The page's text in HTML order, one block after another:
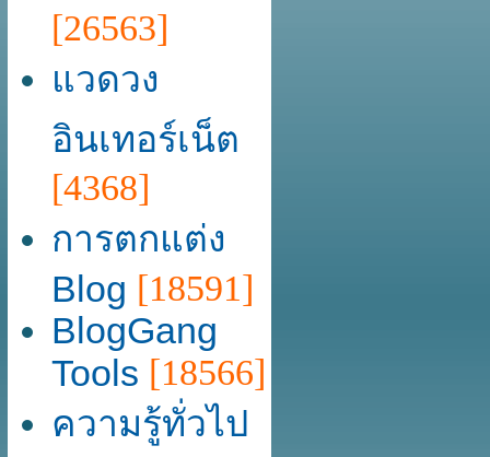
[26563]
แวดวง
อินเทอร์เน็ต
[4368]
การตกแต่ง
Blog [18591]
BlogGang
Tools [18566]
ความรู้ทั่วไป